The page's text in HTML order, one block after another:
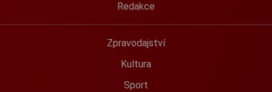
Redakce
Zpravodajství
Kultura
Sport